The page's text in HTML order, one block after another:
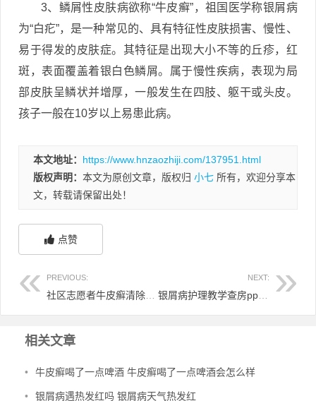
3、鳞屑性皮肤病欲称“牛皮癣”，祖国医学称银屑病
为“白疕”，是一种常见的、具有特征性皮肤损害、慢性、
易于得发的皮肤症。其特征是出现大小不等的丘疹，红
斑，表面覆盖着银白色鳞屑。属于慢性疾病，表现为局
部皮肤呈鳞状并增厚，一般发生在四肢、躯干或头皮。
孩子一般在10岁以上易患此病。
本文地址： https://www.hnzaozhiji.com/137951.html
版权声明： 本文为原创文章，版权归 小七 所有，欢迎分享本
文，转载请保留出处！
点赞
PREVIOUS: NEXT:
银屑病护理教学查房ppt 银屑病护理查房课后讨论问题
相关文章
• 牛皮癣喝了一点啤酒 牛皮癣喝了一点啤酒会怎么样
• 银屑病遇热发红吗 银屑病天气热发红